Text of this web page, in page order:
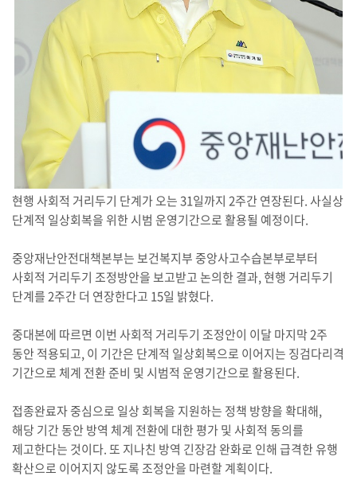
현행 사회적 거리두기 단계가 오는 31일까지 2주간 연장된다. 사실상
단계적 일상회복을 위한 시범 운영기간으로 활용될 예정이다.
중앙재난안전대책본부는 보건복지부 중앙사고수습본부로부터
사회적 거리두기 조정방안을 보고받고 논의한 결과, 현행 거리두기
단계를 2주간 더 연장한다고 15일 밝혔다.
중대본에 따르면 이번 사회적 거리두기 조정안이 이달 마지막 2주
동안 적용되고, 이 기간은 단계적 일상회복으로 이어지는 징검다리격
기간으로 체계 전환 준비 및 시범적 운영기간으로 활용된다.
접종완료자 중심으로 일상 회복을 지원하는 정책 방향을 확대해,
해당 기간 동안 방역 체계 전환에 대한 평가 및 사회적 동의를
제고한다는 것이다. 또 지나친 방역 긴장감 완화로 인해 급격한 유행
확산으로 이어지지 않도록 조정안을 마련할 계획이다.